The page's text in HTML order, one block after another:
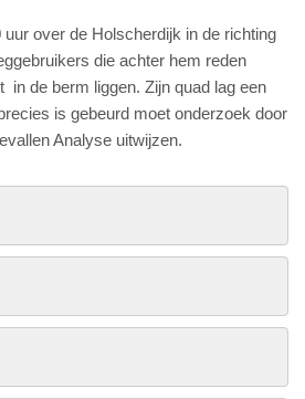
over de Holscherdijk in de richting
die achter hem reden
in de berm liggen. Zijn quad lag een
is gebeurd moet onderzoek door
Analyse uitwijzen.